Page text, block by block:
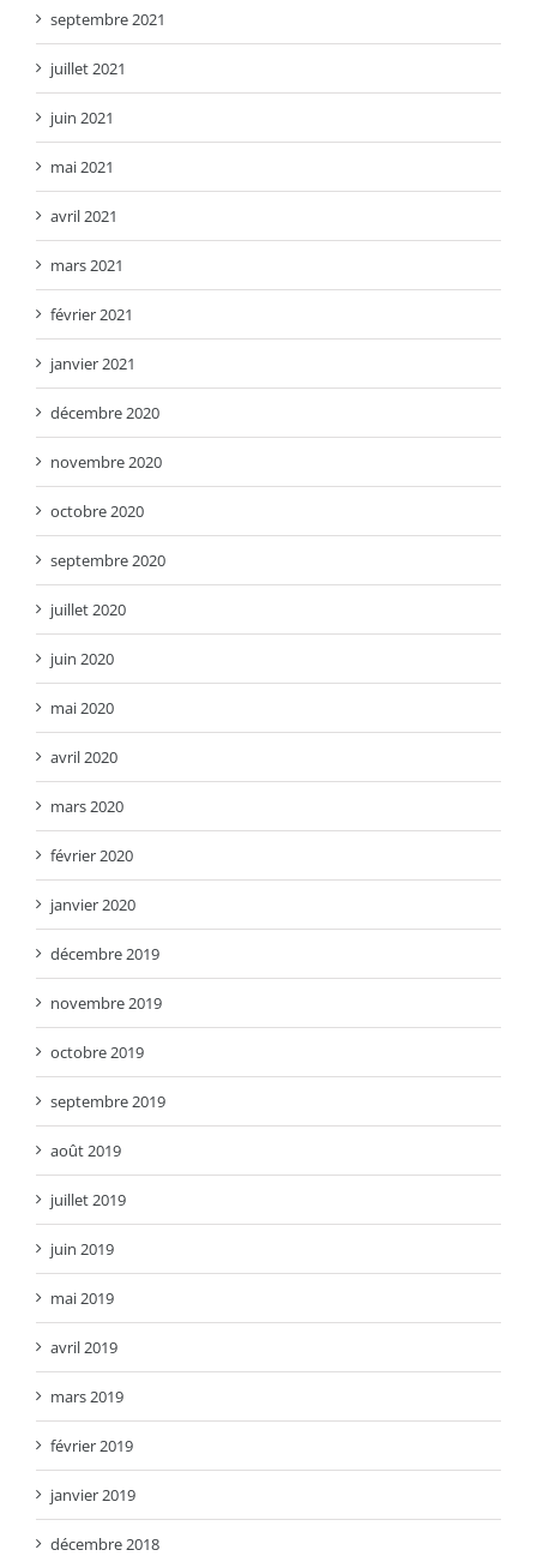
septembre 2021
juillet 2021
juin 2021
mai 2021
avril 2021
mars 2021
février 2021
janvier 2021
décembre 2020
novembre 2020
octobre 2020
septembre 2020
juillet 2020
juin 2020
mai 2020
avril 2020
mars 2020
février 2020
janvier 2020
décembre 2019
novembre 2019
octobre 2019
septembre 2019
août 2019
juillet 2019
juin 2019
mai 2019
avril 2019
mars 2019
février 2019
janvier 2019
décembre 2018